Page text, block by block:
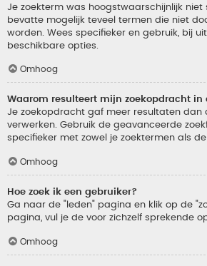
Je zoekterm was hoogstwaarschijnlijk niet
bevatte mogelijk teveel termen die niet
worden. Wees specifieker en gebruik, bij
beschikbare opties.
Omhoog
Waarom resulteert mijn zoekopdracht in
Je zoekopdracht gaf meer resultaten dan
verwerken. Gebruik de geavanceerde
specifieker met zowel je zoektermen als
Omhoog
Hoe zoek ik een gebruiker?
Ga naar de "leden" pagina en klik op de
pagina, vul je de voor zichzelf sprekende
Omhoog